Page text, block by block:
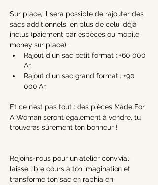
Sur place, il sera possible de rajouter des
sacs additionnels, en plus de celui déjà
inclus (paiement par espèces ou mobile
money sur place) :
Rajout d'un sac petit format : +60 000
Ar
Rajout d'un sac grand format : +90
000 Ar
Et ce n’est pas tout : des pièces Made For
A Woman seront également à vendre, tu
trouveras sûrement ton bonheur !
Rejoins-nous pour un atelier convivial,
laisse libre cours à ton imagination et
transforme ton sac en raphia en